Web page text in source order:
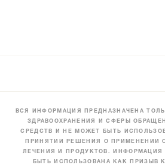
ВСЯ ИНФОРМАЦИЯ ПРЕДНАЗНАЧЕНА
ЗДРАВООХРАНЕНИЯ И СФЕРЫ
СРЕДСТВ И НЕ МОЖЕТ БЫТЬ
ПРИНЯТИИ РЕШЕНИЯ О ПРИМЕНЕНИИ
ЛЕЧЕНИЯ И ПРОДУКТОВ. ИНФОРМАЦИЯ
БЫТЬ ИСПОЛЬЗОВАНА КАК ПРИЗЫВ